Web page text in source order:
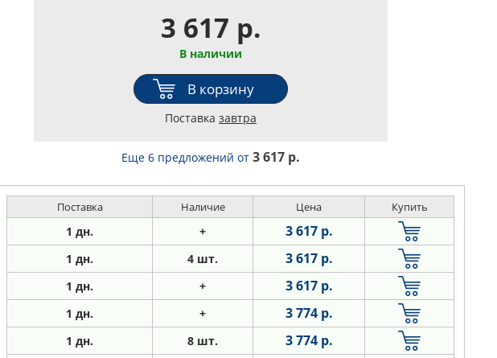
3 617 р.
В наличии
В корзину
Поставка завтра
Еще 6 предложений от 3 617 р.
Поставка Наличие Цена Купить
1 дн. + 3 617 р.
1 дн. 4 шт. 3 617 р.
1 дн. + 3 617 р.
1 дн. + 3 774 р.
1 дн. 8 шт. 3 774 р.